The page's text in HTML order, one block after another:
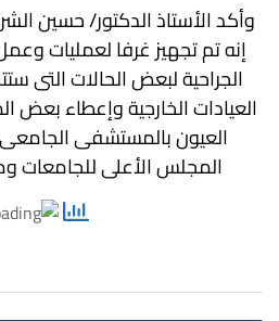
وأكد الأستاذ الدكتور/ حسين
إنه تم تجهيز غرفا لعمليات
الجراحية لبعض الحالات التى
العيادات الخارجية وإعطاء بعض
العيون بالمستشفى الجامعى
المجلس الأعلى للجامعات